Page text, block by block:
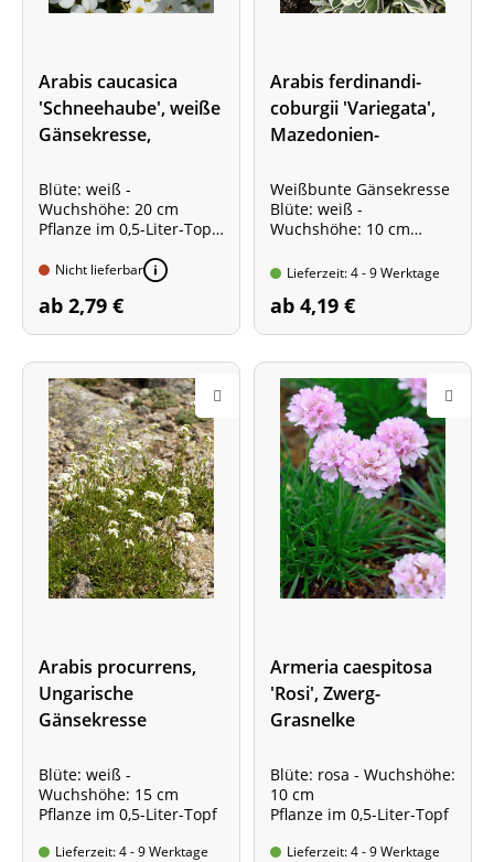
Arabis caucasica
'Schneehaube', weiße
Gänsekresse,
Gänsekresse
Blüte: weiß -
Wuchshöhe: 20 cm
Pflanze im 0,5-Liter-Topf
Sorte!
Nicht lieferbar
ab 2,79 €
Arabis ferdinandi-
coburgii 'Variegata',
Mazedonien-
Weißbunte Gänsekresse
Blüte: weiß -
Wuchshöhe: 10 cm
Sorte mit weißbuntem
Lieferzeit: 4 - 9 Werktage
ab 4,19 €
Arabis procurrens,
Ungarische
Gänsekresse
Blüte: weiß -
Wuchshöhe: 15 cm
Pflanze im 0,5-Liter-Topf
Lieferzeit: 4 - 9 Werktage
Armeria caespitosa
'Rosi', Zwerg-
Grasnelke
Blüte: rosa - Wuchshöhe:
10 cm
Pflanze im 0,5-Liter-Topf
Lieferzeit: 4 - 9 Werktage